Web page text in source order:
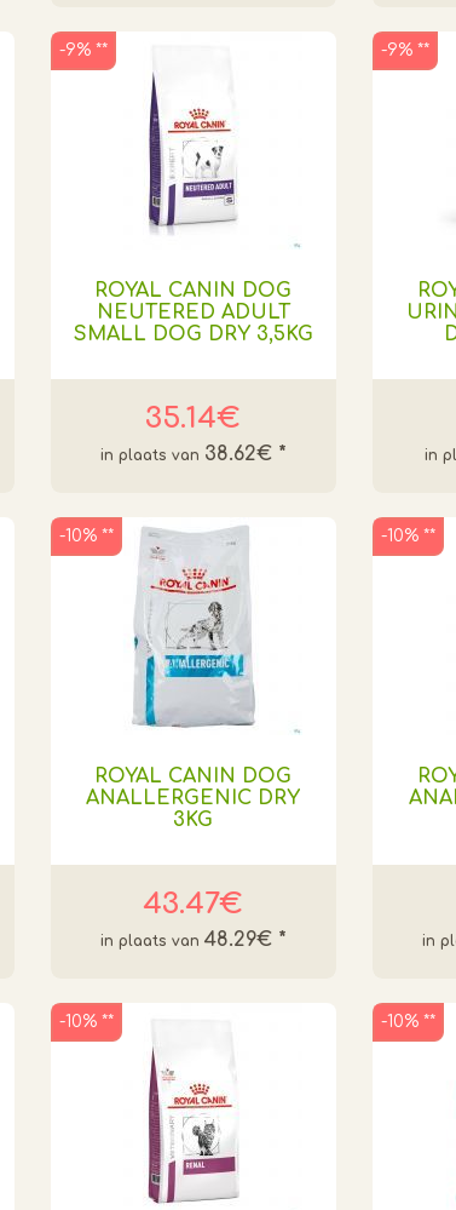
ROYAL CANIN DOG
NEUTERED ADULT
SMALL DOG DRY 3,5KG
35.14€
38.62€ *
-9% ** -9% **
ROYAL CANIN DOG
ANALLERGENIC DRY
3KG
43.47€
48.29€ *
-10% ** -10% **
-10% ** -10% **